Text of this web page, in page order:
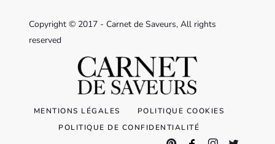
Copyright © 2017 - Carnet de Saveurs, All rights
reserved
MENTIONS LÉGALES
POLITIQUE COOKIES
POLITIQUE DE CONFIDENTIALITÉ